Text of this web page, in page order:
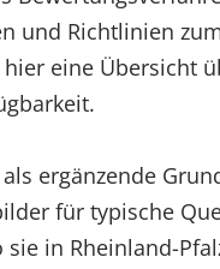
und Richtlinien
eine Übersicht
ergänzende
für typische
in Rheinland-